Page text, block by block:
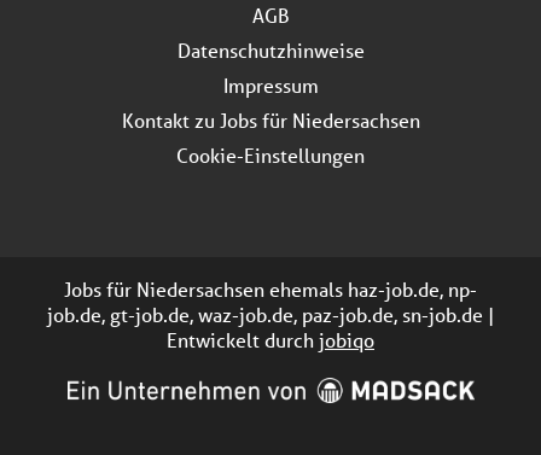
AGB
Datenschutzhinweise
Impressum
Kontakt zu Jobs für Niedersachsen
Cookie-Einstellungen
Jobs für Niedersachsen ehemals haz-job.de, np-
job.de, gt-job.de, waz-job.de, paz-job.de, sn-job.de |
Entwickelt durchjobiqo